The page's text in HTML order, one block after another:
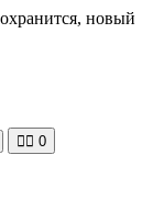
новый
🧘‍♀️ 0